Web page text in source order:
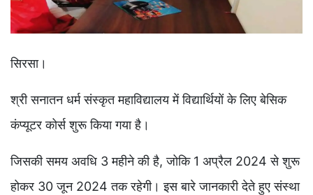
सिरसा।
श्री सनातन धर्म संस्कृत महाविद्यालय में विद्यार्थियों के लिए बेसिक
कंप्यूटर कोर्स शुरू किया गया है।
जिसकी समय अवधि 3 महीने की है, जोकि 1 अप्रैल 2024 से शुरू
होकर 30 जून 2024 तक रहेगी। इस बारे जानकारी देते हुए संस्था